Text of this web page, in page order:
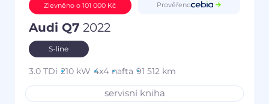
Zlevněno o 101 000 Kč Prověřeno
Audi Q7 2022
S-line
3.0 TDi 210 kW 4x4 nafta 91 512 km
servisní kniha